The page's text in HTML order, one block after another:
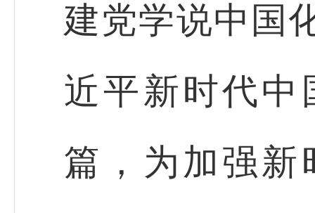
建党学说中国
近平新时代中
篇，为加强新